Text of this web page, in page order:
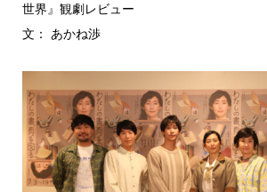
世界』観劇レビュー
文： あかね渉